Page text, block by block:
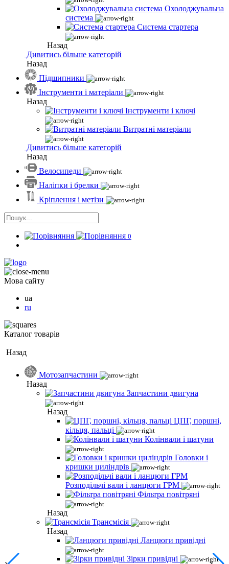
Охолоджувальна
система
Система стартера
Назад
Дивитись більше категорій
Назад
Підшипники
Інструменти і матеріали
Назад
Інструменти і ключі
Витратні матеріали
Дивитись більше категорій
Назад
Велосипеди
Наліпки і брелки
Кріплення і метізи
0
Мова сайту
ua
ru
Каталог товарів
Назад
Мотозапчастини
Назад
Запчастини двигуна
Назад
ЦПГ, поршні,
кільця, пальці
Колінвали і шатуни
Головки і
кришки циліндрів
Розподільчі вали і ланцюги ГРМ
Фільтра повітряні
Назад
Трансмісія
Назад
Ланцюги привідні
Зірки привідні